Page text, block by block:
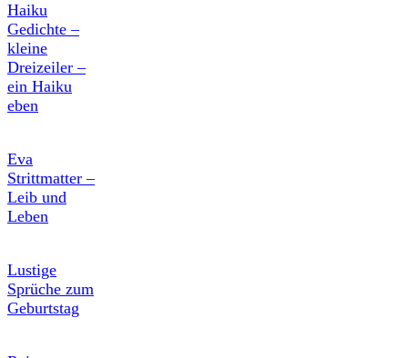
Haiku
Gedichte –
kleine
Dreizeiler –
ein Haiku
eben
Eva
Strittmatter –
Leib und
Leben
Lustige
Sprüche zum
Geburtstag